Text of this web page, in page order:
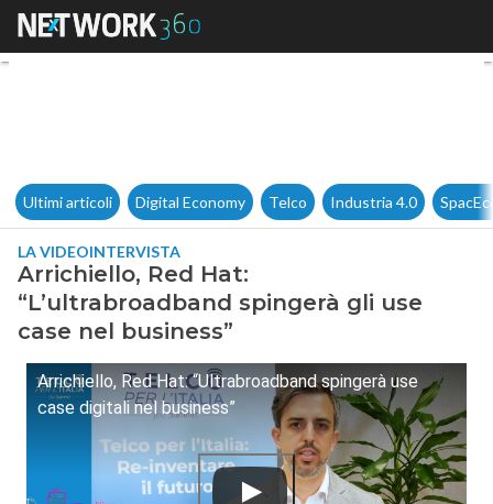
Arrichiello, Red Hat:
Ultimi articoli Digital Economy Telco Industria 4.0
LA VIDEOINTERVISTA
Arrichiello, Red Hat:
“L’ultrabroadband spingerà gli use
case nel business”
Arrichiello, Red Hat: “Ultrabroadband spingerà use
case digitali nel business”